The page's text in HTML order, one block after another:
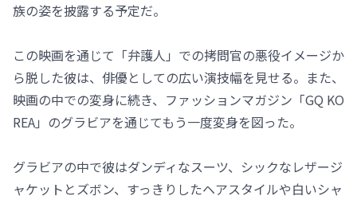
族の姿を披露する予定だ。
この映画を通じて「弁護人」での拷問官の悪役イメージか
ら脱した彼は、俳優としての広い演技幅を見せる。また、
映画の中での変身に続き、ファッションマガジン「GQ KO
REA」のグラビアを通じてもう一度変身を図った。
グラビアの中で彼はダンディなスーツ、シックなレザージ
ャケットとズボン、すっきりしたヘアスタイルや白いシャ